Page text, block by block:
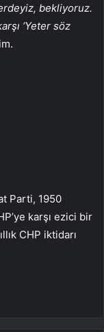
bekliyoruz.
‘Yeter söz
Parti, 1950
karşı ezici bir
CHP iktidarı